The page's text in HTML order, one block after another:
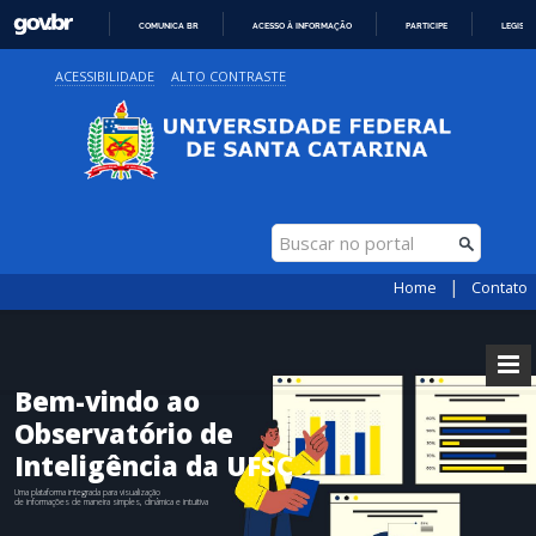
PARA
COMUNICA BR ACESSO À INFORMAÇÃO PARTICIPE
ACESSIBILIDADE ALTO CONTRASTE
Home | Contato
Bem-vindo ao
Observatório de
Inteligência da UFSC
Uma plataforma integrada para visualização
de informações de maneira simples, dinâmica e intuitiva